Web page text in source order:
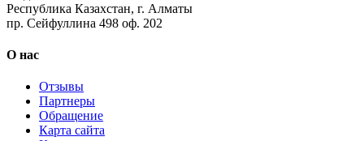
Республика Казахстан, г. Алматы
пр. Сейфуллина 498 оф. 202
О нас
Отзывы
Партнеры
Обращение
Карта сайта